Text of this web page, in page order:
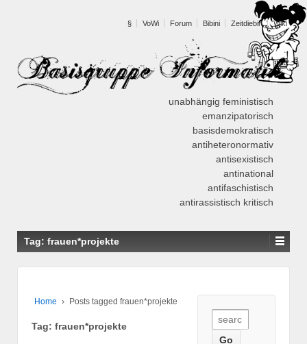
§ VoWi Forum Bibini Zeitdiebin Wiki
unabhängig feministisch
emanzipatorisch
basisdemokratisch
antiheteronormativ
antisexistisch
antinational
antifaschistisch
antirassistisch kritisch
Tag: frauen*projekte
Home › Posts tagged frauen*projekte
Tag: frauen*projekte
Search for: